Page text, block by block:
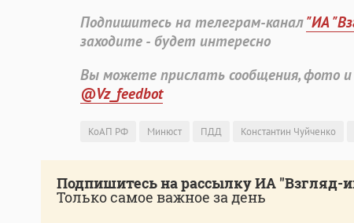
Подпишитесь на телеграм-канал"ИА
заходите - будет интересно
Вы можете прислать сообщения, фото
@Vz_feedbot
КоАП РФ Минюст ПДД Константин Чуйченко
Подпишитесь на рассылку ИА "Взгляд-
Только самое важное за день